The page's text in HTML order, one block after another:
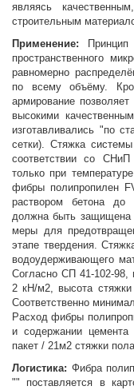
являясь
строительным
Применение: Принцип
пространственного
равномерно
по всему объёму.
армирование
высокими
изготавливались "по
сетки). Стяжка системы
соответствии со
только при
фибры полипропилен
раствором бетона до
должна быть защищена
меры для
этапе твердения.
водоудерживающего
Согласно СП 41-102-98,
2 кН/м2, высота
Соответственно
Расход фибры
и содержании
пакет / 21м2 стяжки
Логистика: Фибра
"" поставляется в